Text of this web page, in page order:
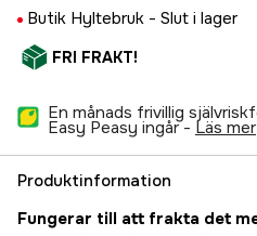
Butik Hyltebruk - Slut i lager
FRI FRAKT!
En månads frivillig
Easy Peasy ingår - läs mer
Produktinformation
Fungerar till att frakta det